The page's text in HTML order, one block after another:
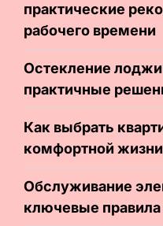
практические
рабочего времени
Остекление
практичные
Как выбрать
комфортной жизни
Обслуживание
ключевые правила